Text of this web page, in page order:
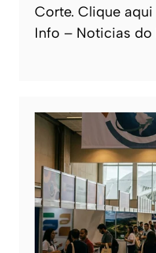
Corte. Clique aqui
Info – Noticias do